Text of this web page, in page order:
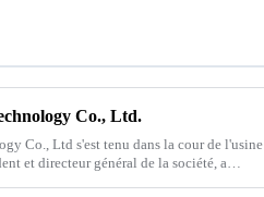
Co., Ltd.
Co., Ltd s'est tenu dans la cour de l'usine
et directeur général de la société, a